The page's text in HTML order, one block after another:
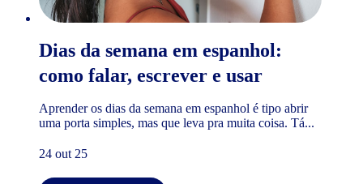
Dias da semana em espanhol:
como falar, escrever e usar
Aprender os dias da semana em espanhol é tipo abrir
uma porta simples, mas que leva pra muita coisa. Tá...
24 out 25